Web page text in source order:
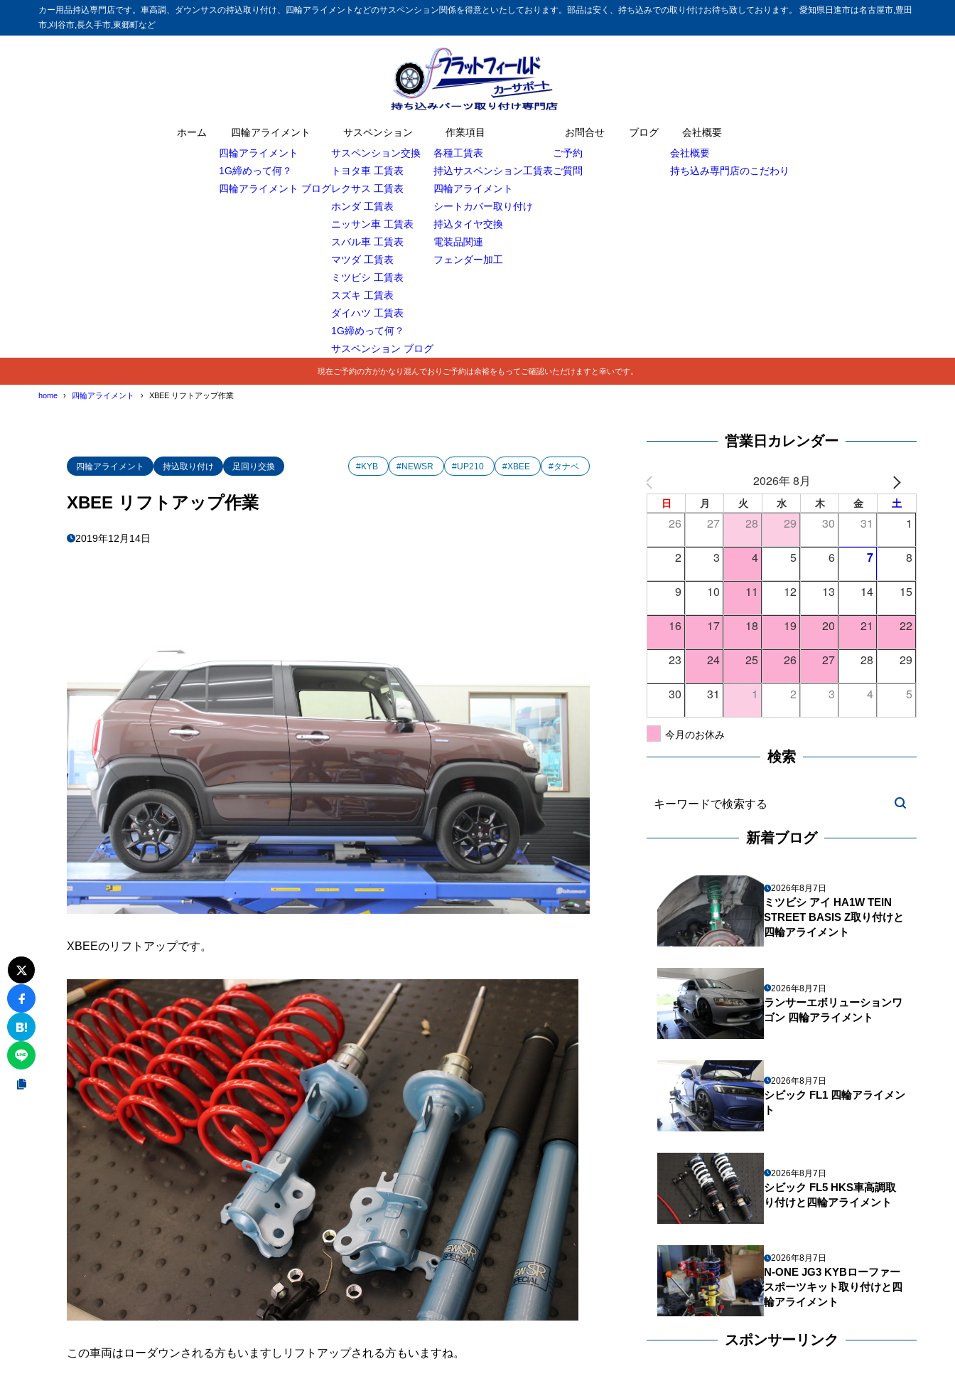
カー用品持込専門店です。車高調、ダウンサスの持込取り付け、四輪アライメントなどのサスペンション関係を得意といたしております。部品は安く、持ち込みでの取り付けお待ち致しております。 愛知県日進市は名古屋市,豊田
市,刈谷市,長久手市,東郷町など
ホーム
四輪アライメント
四輪アライメント
1G締めって何？
四輪アライメント ブログ
サスペンション
サスペンション交換
トヨタ車 工賃表
レクサス 工賃表
ホンダ 工賃表
ニッサン車 工賃表
スバル車 工賃表
マツダ 工賃表
ミツビシ 工賃表
スズキ 工賃表
ダイハツ 工賃表
1G締めって何？
サスペンション ブログ
作業項目
各種工賃表
持込サスペンション工賃表
四輪アライメント
シートカバー取り付け
持込タイヤ交換
電装品関連
フェンダー加工
お問合せ
ご予約
ご質問
ブログ
会社概要
会社概要
持ち込み専門店のこだわり
現在ご予約の方がかなり混んでおりご予約は余裕をもってご確認いただけますと幸いです。
home 四輪アライメント XBEE リフトアップ作業
四輪アライメント 持込取り付け 足回り交換 #KYB #NEWSR #UP210 #XBEE #タナベ
XBEE リフトアップ作業
2019年12月14日
XBEEのリフトアップです。
この車両はローダウンされる方もいますしリフトアップされる方もいますね。
営業日カレンダー
2026年 8月
日 月 火 水 木 金 土
26 27 28 29 30 31 1
2 3 4 5 6 7 8
9 10 11 12 13 14 15
16 17 18 19 20 21 22
23 24 25 26 27 28 29
30 31 1 2 3 4 5
今月のお休み
検索
新着ブログ
2026年8月7日
ミツビシ アイ HA1W TEIN
STREET BASIS Z取り付けと
四輪アライメント
2026年8月7日
ランサーエボリューションワ
ゴン 四輪アライメント
2026年8月7日
シビック FL1 四輪アライメン
ト
2026年8月7日
シビック FL5 HKS車高調取
り付けと四輪アライメント
2026年8月7日
N-ONE JG3 KYBローファー
スポーツキット取り付けと四
輪アライメント
スポンサーリンク